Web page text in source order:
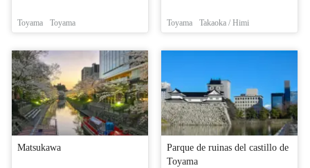
Toyama Toyama Toyama Takaoka / Himi
Matsukawa
Parque de ruinas del castillo de
Toyama